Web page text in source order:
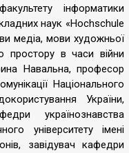
інформатики
наук «Hochschule
медіа, мови художньої
простору в часи війни
Навальна, професор
Національного
України,
українознавства
університету імені
завідувач кафедри